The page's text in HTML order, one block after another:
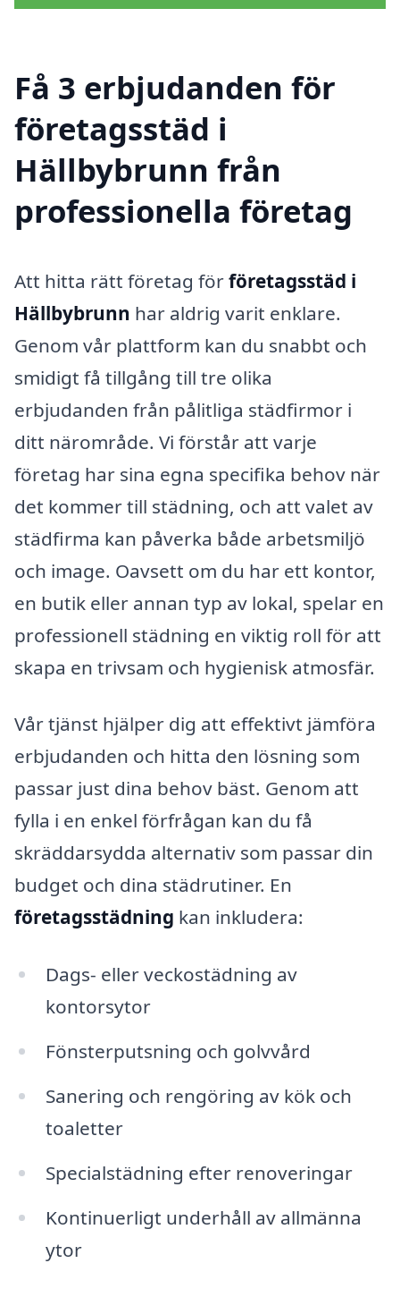
Få 3 erbjudanden för
företagsstäd i
Hällbybrunn från
professionella företag
Att hitta rätt företag förföretagsstäd i
Hällbybrunn har aldrig varit enklare.
Genom vår plattform kan du snabbt och
smidigt få tillgång till tre olika
erbjudanden från pålitliga städfirmor i
ditt närområde. Vi förstår att varje
företag har sina egna specifika behov när
det kommer till städning, och att valet av
städfirma kan påverka både arbetsmiljö
och image. Oavsett om du har ett kontor,
en butik eller annan typ av lokal, spelar en
professionell städning en viktig roll för att
skapa en trivsam och hygienisk atmosfär.
Vår tjänst hjälper dig att effektivt jämföra
erbjudanden och hitta den lösning som
passar just dina behov bäst. Genom att
fylla i en enkel förfrågan kan du få
skräddarsydda alternativ som passar din
budget och dina städrutiner. En
företagsstädning kan inkludera:
Dags- eller veckostädning av
kontorsytor
Fönsterputsning och golvvård
Sanering och rengöring av kök och
toaletter
Specialstädning efter renoveringar
Kontinuerligt underhåll av allmänna
ytor